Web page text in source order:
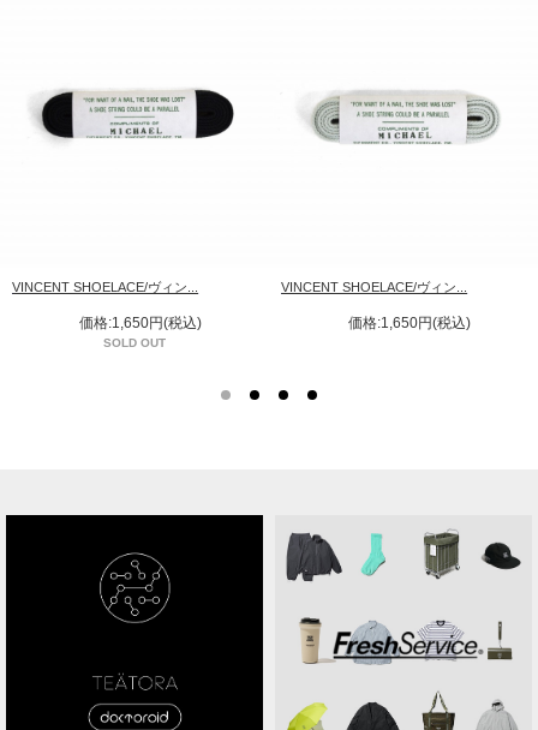
VINCENT SHOELACE/ヴィン...
価格:1,650円(税込)
SOLD OUT
VINCENT SHOELACE/ヴィン...
価格:1,650円(税込)